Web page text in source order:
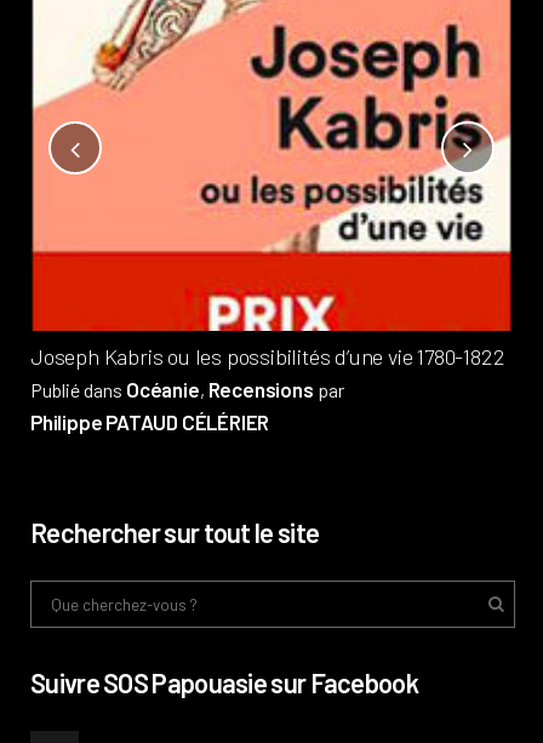
Joseph Kabris ou les possibilités d’une vie 1780-1822
Publié dans Océanie, Recensions par
Philippe PATAUD CÉLÉRIER
Rechercher sur tout le site
Suivre SOS Papouasie sur Facebook